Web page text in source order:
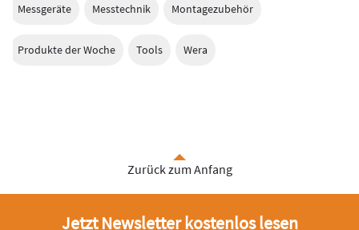
Messgeräte Messtechnik Montagezubehör
Produkte der Woche Tools Wera
Zurück zum Anfang
Jetzt Newsletter kostenlos lesen